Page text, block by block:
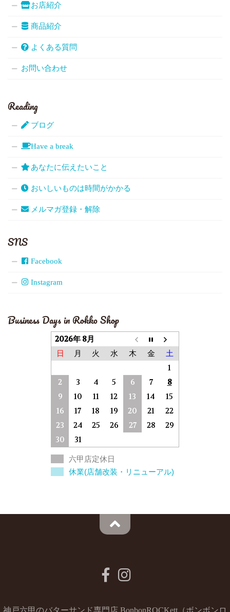
お店紹介
商品紹介
よくある質問
お問い合わせ
Reading
ブログ
Have a break
あなたに伝えたいこと
おいしいものは時間がかかる
メルマガ登録・解除
SNS
Facebook
Instagram
Business Days in Rokko Shop
2026年 8月
日 月 火 水 木 金 土
1
2
3 4 5 6 7
8
9
10 11 12 13 14
15
16
17 18 19 20 21
22
23
24 25 26 27 28
29
30
31
六甲店定休日
休業(店舗改装・リニューアル)
神戸六甲のバターサンド専門店 BonbonROCKett（ボンボンロ